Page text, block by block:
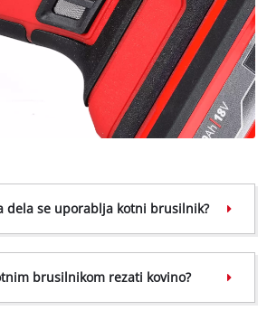
dela se uporablja kotni brusilnik?
brusilnikom rezati kovino?